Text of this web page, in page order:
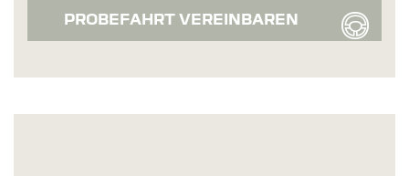
PROBEFAHRT VEREINBAREN